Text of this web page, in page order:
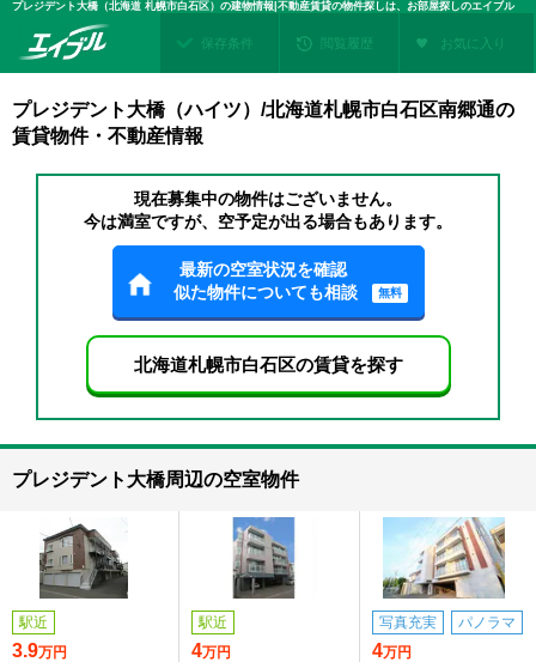
プレジデント大橋（北海道 札幌市白石区）の建物情報|不動産賃貸の物件探しは、お部屋探しのエイブル
保存条件 閲覧履歴 お気に入り
プレジデント大橋（ハイツ）/北海道札幌市白石区南郷通の
賃貸物件・不動産情報
現在募集中の物件はございません。
今は満室ですが、空予定が出る場合もあります。
最新の空室状況を確認
似た物件についても相談
無料
北海道札幌市白石区の賃貸を探す
プレジデント大橋周辺の空室物件
駅近
3.9万円
駅近
4万円
写真充実 パノラマ
4万円